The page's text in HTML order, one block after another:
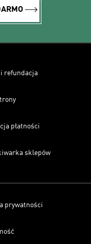
refundacja
płatności
sklepów
prywatności